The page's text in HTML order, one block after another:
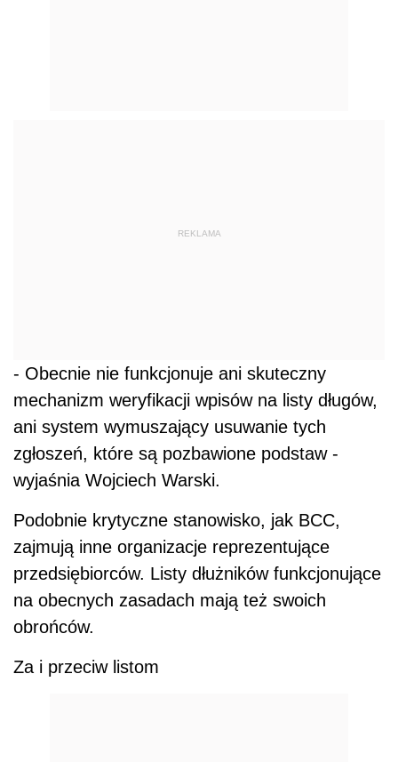
REKLAMA
- Obecnie nie funkcjonuje ani skuteczny
mechanizm weryfikacji wpisów na listy długów,
ani system wymuszający usuwanie tych
zgłoszeń, które są pozbawione podstaw -
wyjaśnia Wojciech Warski.
Podobnie krytyczne stanowisko, jak BCC,
zajmują inne organizacje reprezentujące
przedsiębiorców. Listy dłużników funkcjonujące
na obecnych zasadach mają też swoich
obrońców.
Za i przeciw listom